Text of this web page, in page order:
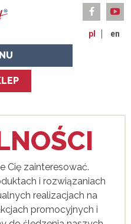
pl en
Cię zainteresować.
i rozwiązaniach
realizacjach na
promocyjnych i